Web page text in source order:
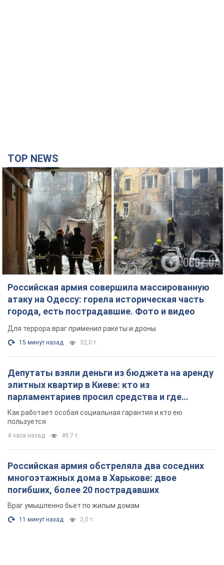
TOP NEWS
Российская армия совершила массированную
атаку на Одессу: горела историческая часть
города, есть пострадавшие. Фото и видео
Для террора враг применил ракеты и дроны
15 минут назад 32,0 т.
Депутаты взяли деньги из бюджета на аренду
элитных квартир в Киеве: кто из
парламентариев просил средства и где
поселился
Как работает особая социальная гарантия и кто ею
пользуется
4 часа назад 49,7 т.
Российская армия обстреляла два соседних
многоэтажных дома в Харькове: двое
погибших, более 20 пострадавших
Враг умышленно бьет по жилым домам
11 минут назад 3,0 т.